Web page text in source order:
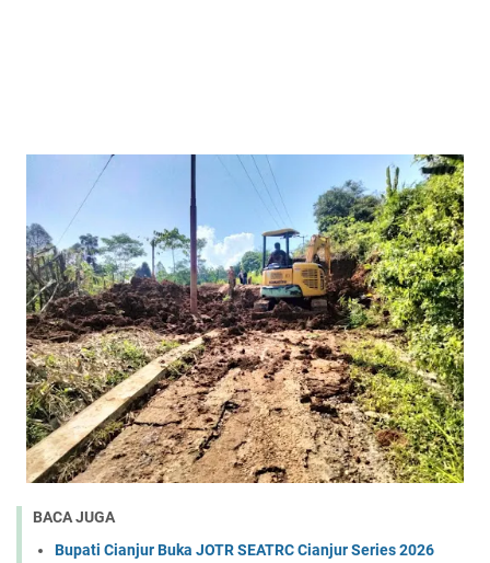
BACA JUGA
Bupati Cianjur Buka JOTR SEATRC Cianjur Series 2026